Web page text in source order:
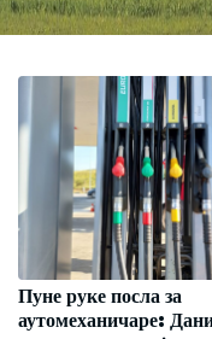
Пуне руке посла за
аутомеханичаре: